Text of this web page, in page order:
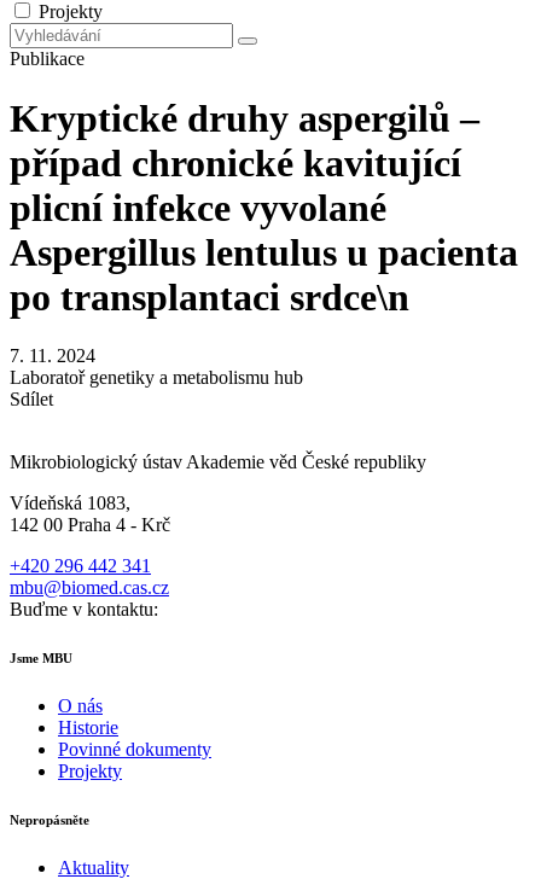
Projekty
Publikace
Kryptické druhy aspergilů –
případ chronické kavitující
plicní infekce vyvolané
Aspergillus lentulus u pacienta
po transplantaci srdce\n
7. 11. 2024
Laboratoř genetiky a metabolismu hub
Sdílet
Mikrobiologický ústav Akademie věd České republiky
Vídeňská 1083,
142 00 Praha 4 - Krč
+420 296 442 341
mbu@biomed.cas.cz
Buďme v kontaktu:
Jsme MBU
O nás
Historie
Povinné dokumenty
Projekty
Nepropásněte
Aktuality